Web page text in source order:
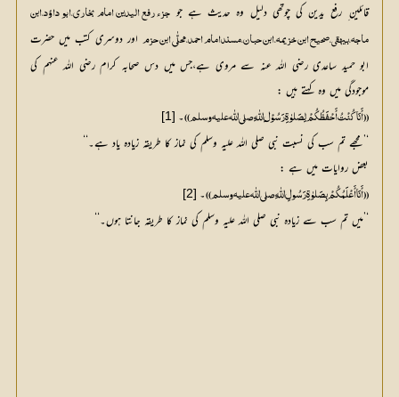
قائلین ِ رفع یدین کی چوتھی دلیل وہ حدیث ہے جو
ماجہ،بیہقی،صحیح ابن خزیمہ،ابن حبان،مسندامام احمد،محلّٰی ابن حزم
موجودگی میں وہ کہتے ہیں :
(( أَنَا کُنْتُ أَحْفَظُکُمْ لِصَلوٰۃِ رَسُوْل ِاللّٰہِ صلي اللّٰه عليه وسلم ))۔ [1]
‘’مجھے تم سب کی نسبت نبی صلی اللہ علیہ وسلم کی نماز کا طریقہ زیادہ یاد ہے۔‘‘
بعض روایات میں ہے :
(( أَنَا أَعْلَمُکُمْ بِصَلوٰۃِ رَسُولِ اللّٰہِ صلي اللّٰه عليه وسلم ))۔ [2]
‘’میں تم سب سے زیادہ نبی صلی اللہ علیہ وسلم کی نماز کا طریقہ جانتا ہوں۔‘‘